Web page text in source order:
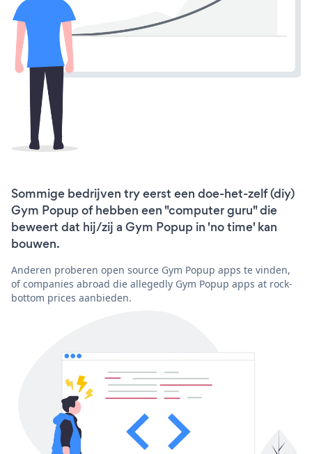
Sommige bedrijven try eerst een doe-het-zelf (diy)
Gym Popup of hebben een "computer guru" die
beweert dat hij/zij a Gym Popup in 'no time' kan
bouwen.
Anderen proberen open source Gym Popup apps te vinden,
of companies abroad die allegedly Gym Popup apps at rock-
bottom prices aanbieden.